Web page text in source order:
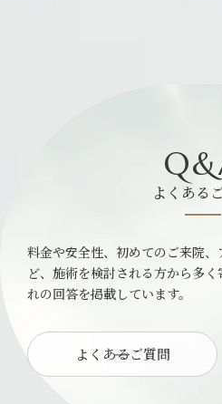
よくある
料金や安全性、初めてのご来院
ど、施術を検討される方から多
れの回答を掲載しています。
よくあるご質問